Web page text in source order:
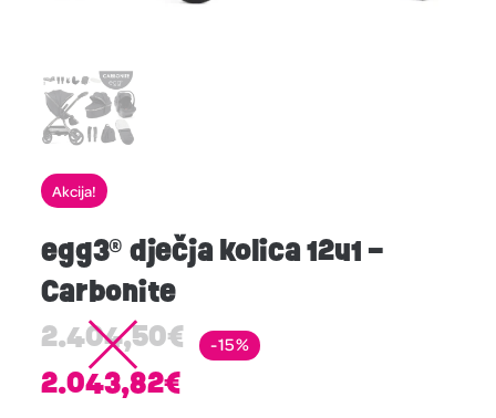
Akcija!
egg3® dječja kolica 12u1 –
Carbonite
2.404,50€
2.043,82€
-15%